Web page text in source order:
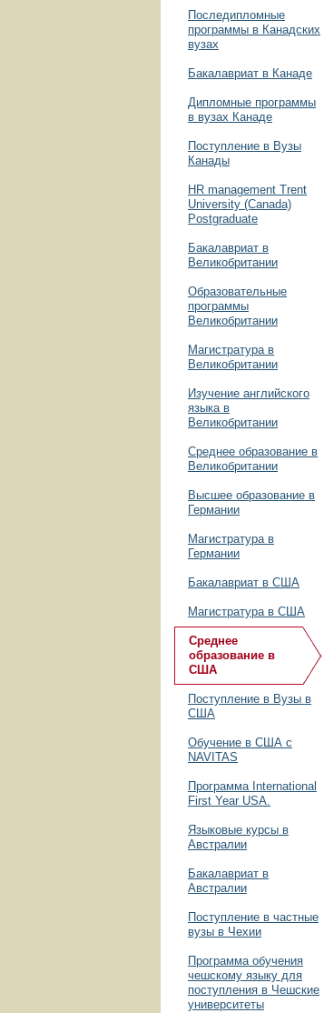
Последипломные
программы в Канадских
вузах
Бакалавриат в Канаде
Дипломные программы
в вузах Канаде
Поступление в Вузы
Канады
HR management Trent
University (Canada)
Postgraduate
Бакалавриат в
Великобритании
Образовательные
программы
Великобритании
Магистратура в
Великобритании
Изучение английского
языка в
Великобритании
Среднее образование в
Великобритании
Высшее образование в
Германии
Магистратура в
Германии
Бакалавриат в США
Магистратура в США
Среднее
образование в
США
Поступление в Вузы в
США
Обучение в США с
NAVITAS
Программа International
First Year USA.
Языковые курсы в
Австралии
Бакалавриат в
Австралии
Поступление в частные
вузы в Чехии
Программа обучения
чешскому языку для
поступления в Чешские
университеты